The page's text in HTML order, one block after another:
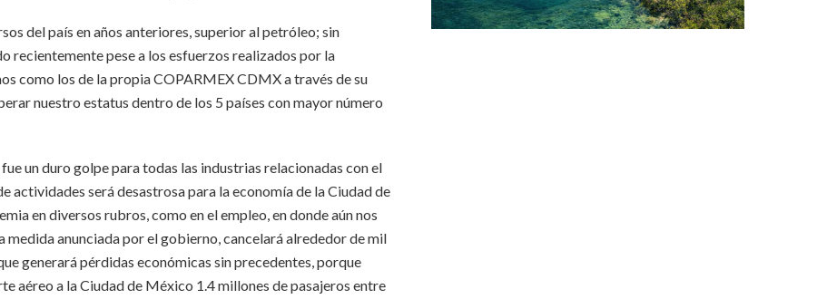
del país en años anteriores, superior al petróleo; sin
recientemente pese a los esfuerzos realizados por la
como los de la propia COPARMEX CDMX a través de su
nuestro estatus dentro de los 5 países con mayor número
un duro golpe para todas las industrias relacionadas con el
actividades será desastrosa para la economía de la Ciudad de
en diversos rubros, como en el empleo, en donde aún nos
anunciada por el gobierno, cancelará alrededor de mil
generará pérdidas económicas sin precedentes, porque
aéreo a la Ciudad de México 1.4 millones de pasajeros entre